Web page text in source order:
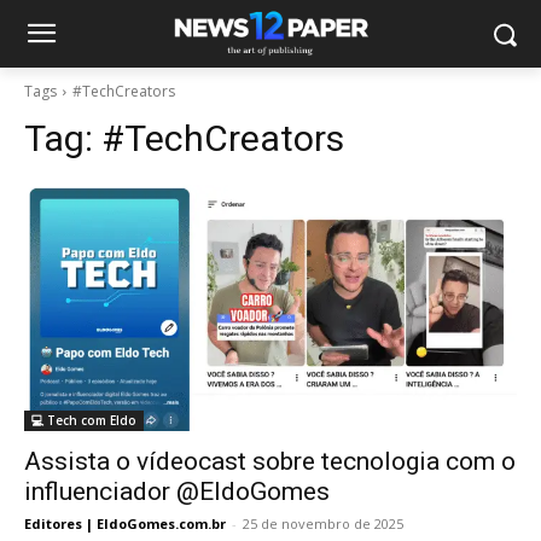
Tags #TechCreators
Tag: #TechCreators
💻 Tech com Eldo
Assista o vídeocast sobre tecnologia com o
influenciador @EldoGomes
Editores | EldoGomes.com.br - 25 de novembro de 2025